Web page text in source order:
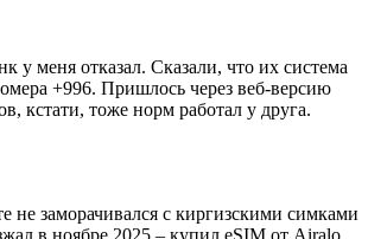
у меня отказал. Сказали, что их система
+996. Пришлось через веб-версию
кстати, тоже норм работал у друга.
не заморачивался с киргизскими симками
в ноябре 2025 – купил eSIM от Airalo